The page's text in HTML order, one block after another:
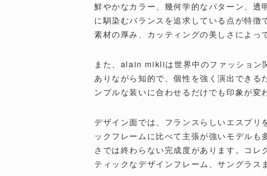
鮮やかなカラー、幾何学的なパターン、
に馴染むバランスを追求している点が特
素材の厚み、カッティングの美しさによっ
また、alain mikliは世界中のファッション
ありながら知的で、個性を強く演出でき
ンプルな装いに合わせるだけでも印象が変
デザイン面では、フランスらしいエスプ
ックフレームに比べて主張が強いモデル
さでは終わらない完成度があります。コ
ティックなデザインフレーム、サングラス